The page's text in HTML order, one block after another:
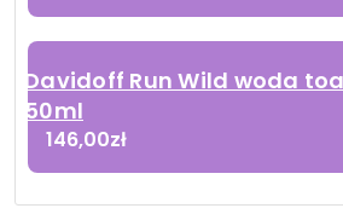
Davidoff Run Wild woda
50ml
146,00zł